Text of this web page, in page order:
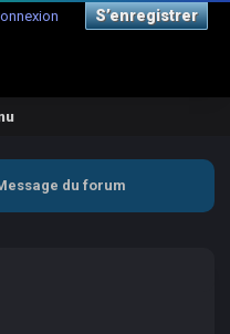
S’enregistrer
du forum